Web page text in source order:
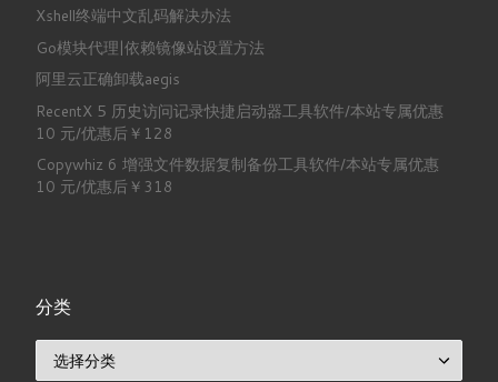
Xshell终端中文乱码解决办法
Go模块代理|依赖镜像站设置方法
阿里云正确卸载aegis
RecentX 5 历史访问记录快捷启动器工具软件/本站专属优惠
10 元/优惠后￥128
Copywhiz 6 增强文件数据复制备份工具软件/本站专属优惠
10 元/优惠后￥318
分类